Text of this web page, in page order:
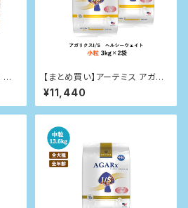
ッ
【まとめ買い】アーテミス アガリ
クスI/S ヘルシーウェイト 小粒
3kg×２袋
¥11,440